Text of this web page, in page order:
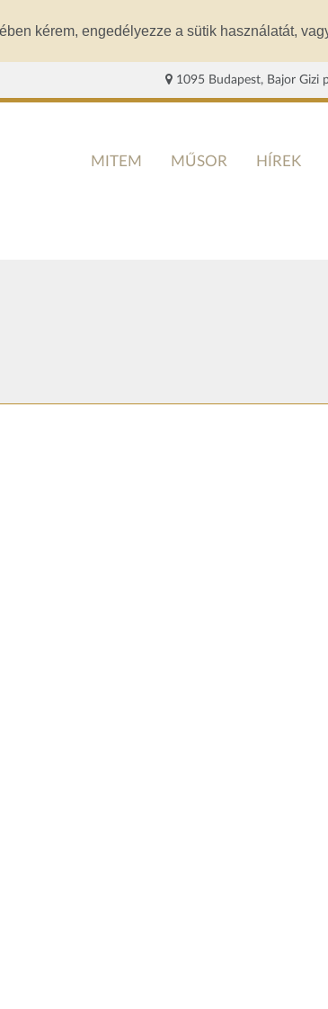
kérem, engedélyezze a sütik használatát,
1095 Budapest, Bajor Gizi
MITEM MŰSOR HÍREK